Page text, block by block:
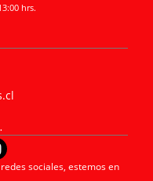
hrs.
sociales, estemos en